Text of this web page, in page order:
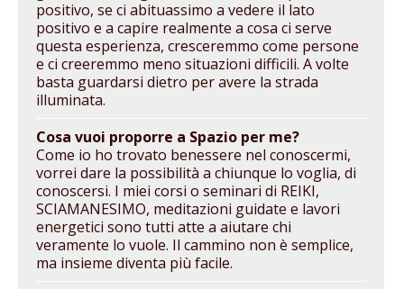
positivo, se ci abituassimo a vedere il lato
positivo e a capire realmente a cosa ci serve
questa esperienza, cresceremmo come persone
e ci creeremmo meno situazioni difficili. A volte
basta guardarsi dietro per avere la strada
illuminata.
Cosa vuoi proporre a Spazio per me?
Come io ho trovato benessere nel conoscermi,
vorrei dare la possibilità a chiunque lo voglia, di
conoscersi. I miei corsi o seminari di REIKI,
SCIAMANESIMO, meditazioni guidate e lavori
energetici sono tutti atte a aiutare chi
veramente lo vuole. Il cammino non è semplice,
ma insieme diventa più facile.